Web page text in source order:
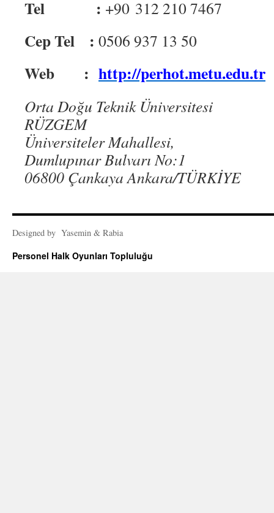
Tel : +90 312 210 7467
Cep Tel : 0506 937 13 50
Web : http://perhot.metu.edu.tr
Orta Doğu Teknik Üniversitesi
RÜZGEM
Üniversiteler Mahallesi,
Dumlupınar Bulvarı No:1
06800 Çankaya Ankara/TÜRKİYE
Designed by Yasemin & Rabia
Personel Halk Oyunları Topluluğu